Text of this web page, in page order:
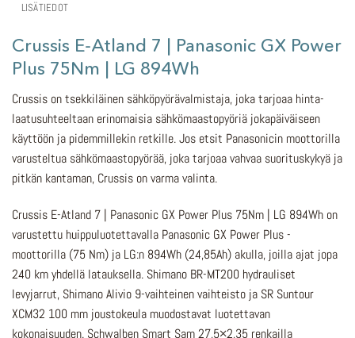
LISÄTIEDOT
Crussis E-Atland 7 | Panasonic GX Power
Plus 75Nm | LG 894Wh
Crussis on tsekkiläinen sähköpyörävalmistaja, joka tarjoaa hinta-
laatusuhteeltaan erinomaisia sähkömaastopyöriä jokapäiväiseen
käyttöön ja pidemmillekin retkille. Jos etsit Panasonicin moottorilla
varusteltua sähkömaastopyörää, joka tarjoaa vahvaa suorituskykyä ja
pitkän kantaman, Crussis on varma valinta.
Crussis E-Atland 7 | Panasonic GX Power Plus 75Nm | LG 894Wh on
varustettu huippuluotettavalla Panasonic GX Power Plus -
moottorilla (75 Nm) ja LG:n 894Wh (24,85Ah) akulla, joilla ajat jopa
240 km yhdellä latauksella. Shimano BR-MT200 hydrauliset
levyjarrut, Shimano Alivio 9-vaihteinen vaihteisto ja SR Suntour
XCM32 100 mm joustokeula muodostavat luotettavan
kokonaisuuden. Schwalben Smart Sam 27,5×2,35 renkailla